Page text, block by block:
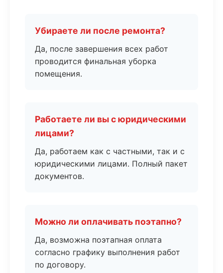
Убираете ли после ремонта?
Да, после завершения всех работ
проводится финальная уборка
помещения.
Работаете ли вы с юридическими
лицами?
Да, работаем как с частными, так и с
юридическими лицами. Полный пакет
документов.
Можно ли оплачивать поэтапно?
Да, возможна поэтапная оплата
согласно графику выполнения работ
по договору.